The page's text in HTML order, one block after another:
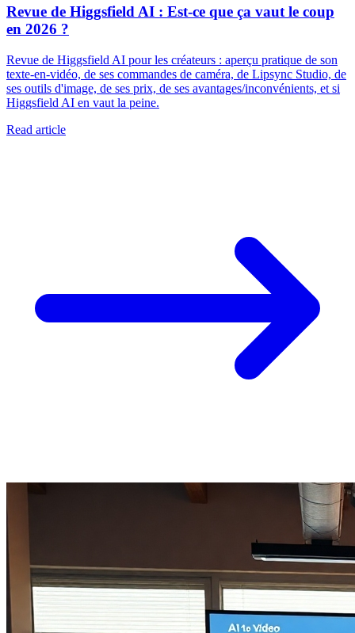
Revue de Higgsfield AI : Est-ce que ça vaut le coup
en 2026 ?
Revue de Higgsfield AI pour les créateurs : aperçu pratique de son
texte-en-vidéo, de ses commandes de caméra, de Lipsync Studio, de
ses outils d'image, de ses prix, de ses avantages/inconvénients, et si
Higgsfield AI en vaut la peine.
Read article